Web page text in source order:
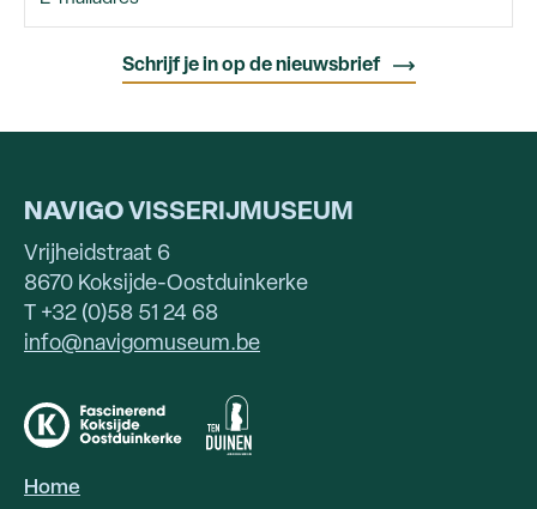
NAVIGOVISSERIJMUSEUM
Vrijheidstraat 6
8670 Koksijde-Oostduinkerke
T +32 (0)58 51 24 68
info@navigomuseum.be
HOOFDNAVIGATIE
Home